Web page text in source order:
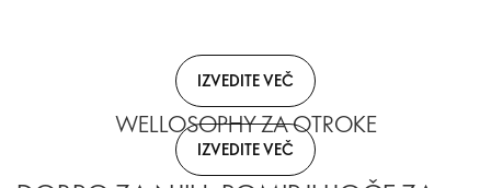
IZVEDITE VEČ
WELLOSOPHY ZA OTROKE
IZVEDITE VEČ